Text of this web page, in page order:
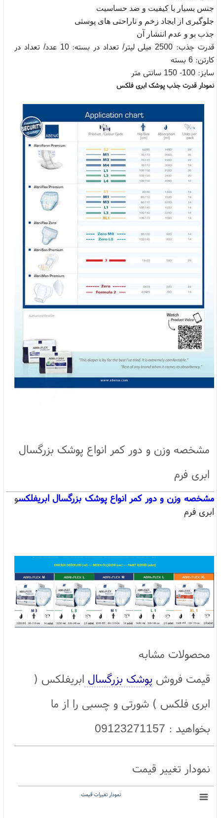
جنس بسیار با کیفیت و ضد حساسیت
جلوگیری از ایجاد زخم و ناراحتی های پوستی
جذب بو و عدم انتشار آن
قدرت جذب: 2500 میلی لیتر/ تعداد در بسته: 10 عدد/ تعداد در
کارتن: 6 بسته
سایز: 100- 150 سانتی متر
نمودار قدرت جذب پوشک ابری فلکس
مشخصه وزن و دور کمر انواع پوشک بزرگسال
ابری فرم
مشخصه وزن و دور کمر انواع پوشک بزرگسال ابریفلکسو
ابری فرم
محصولات مشابه
قیمت فروش پوشک بزرگسال ابریفلکس (
ابری فلکس ) شورتی و چسبی را از ما
بخواهید : 09123271157
نمودار تغییر قیمت
نمودار تغیرات قیمت